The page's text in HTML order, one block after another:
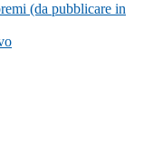
(da pubblicare in